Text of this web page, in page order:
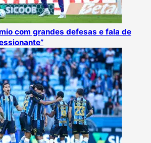
com grandes defesas e fala de